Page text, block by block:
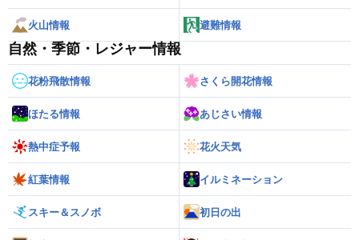
火山情報 避難情報
自然・季節・レジャー情報
花粉飛散情報 さくら開花情報
ほたる情報 あじさい情報
熱中症予報 花火天気
紅葉情報 イルミネーション
スキー＆スノボ 初日の出